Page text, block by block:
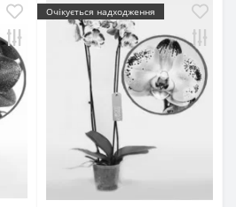
Очікується надходження